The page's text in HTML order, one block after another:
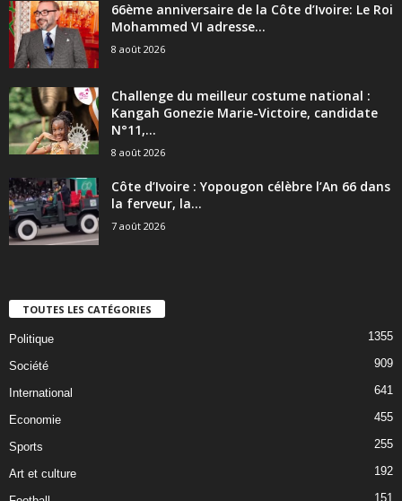
66ème anniversaire de la Côte d’Ivoire: Le Roi
Mohammed VI adresse...
8 août 2026
Challenge du meilleur costume national :
Kangah Gonezie Marie-Victoire, candidate
N°11,...
8 août 2026
Côte d’Ivoire : Yopougon célèbre l’An 66 dans
la ferveur, la...
7 août 2026
TOUTES LES CATÉGORIES
Politique 1355
Société 909
International 641
Economie 455
Sports 255
Art et culture 192
151